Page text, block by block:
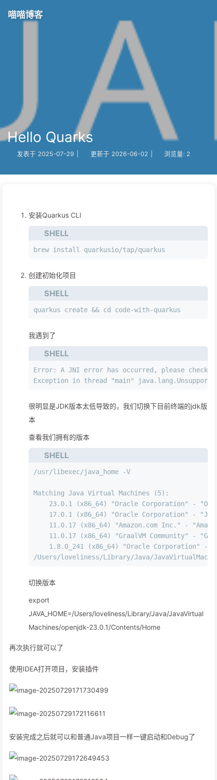
喵喵博客
Hello Quarks
发表于 2025-07-29 更新于 2026-06-02 浏览量: 2
安装Quarkus CLI
SHELL
brew install quarkusio/tap/quarkus
创建初始化项目
SHELL
quarkus create && cd code-with-quarkus
我遇到了
SHELL
Error: A JNI error has occurred, please
Exception in thread "main"
很明显是JDK版本太低导致的，我们切换下目前终端的jdk版
本
查看我们拥有的版本
SHELL
/usr/libexec/java_home -V
Matching Java Virtual Machines (5):
23.0.1 (x86_64) "Oracle Corporation" -
17.0.1 (x86_64) "Oracle Corporation" -
11.0.17 (x86_64) "Amazon.com Inc." -
11.0.17 (x86_64) "GraalVM Community" -
1.8.0_241 (x86_64) "Oracle Corporation" -
/Users/loveliness/Library/Java/
切换版本
export
JAVA_HOME=/Users/loveliness/Library/Java/JavaVirtual
Machines/openjdk-23.0.1/Contents/Home
再次执行就可以了
使用IDEA打开项目，安装插件
安装完成之后就可以和普通Java项目一样一键启动和Debug了